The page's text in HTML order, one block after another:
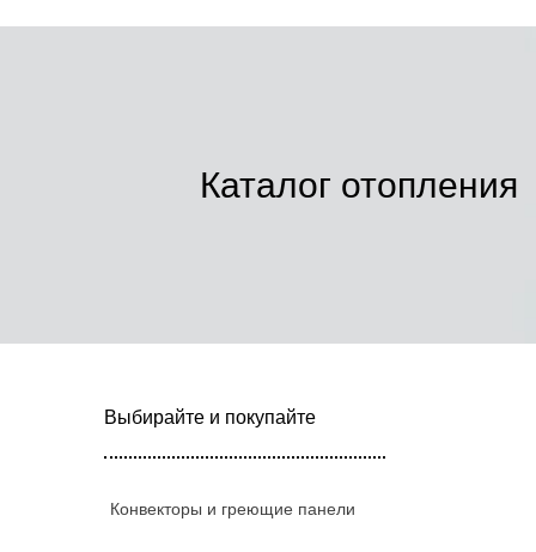
Каталог отопления
Выбирайте и покупайте
Конвекторы и греющие панели